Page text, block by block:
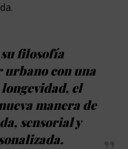
filosofía
con una
el
manera de
sensorial y